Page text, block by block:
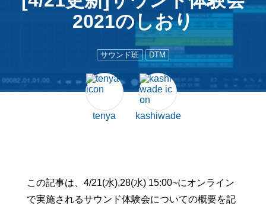
2021のしおり
サウンド班 DTM
tenya kashiwade
この記事は、4/21(水),28(水) 15:00~にオンライン
で実施されるサウンド体験会についての概要を記